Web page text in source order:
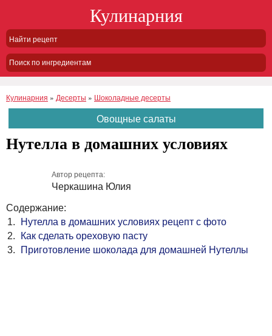
Кулинарния
Поиск по ингредиентам
Кулинарния » Десерты » Шоколадные десерты
Овощные салаты
Нутелла в домашних условиях
Автор рецепта:
Черкашина Юлия
Содержание:
Нутелла в домашних условиях рецепт с фото
Как сделать ореховую пасту
Приготовление шоколада для домашней Нутеллы